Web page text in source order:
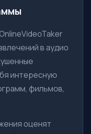
в аудио
интересную
фильмов,
оценят